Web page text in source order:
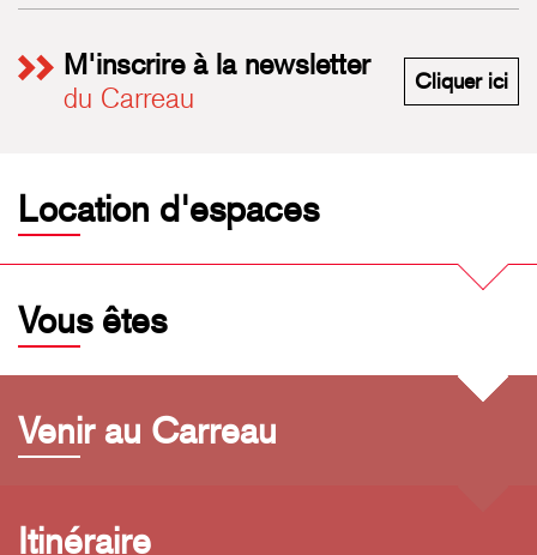
M'inscrire à la newsletter
du Carreau
Cliquer ici
Location d'espaces
Vous êtes
Venir au Carreau
Itinéraire